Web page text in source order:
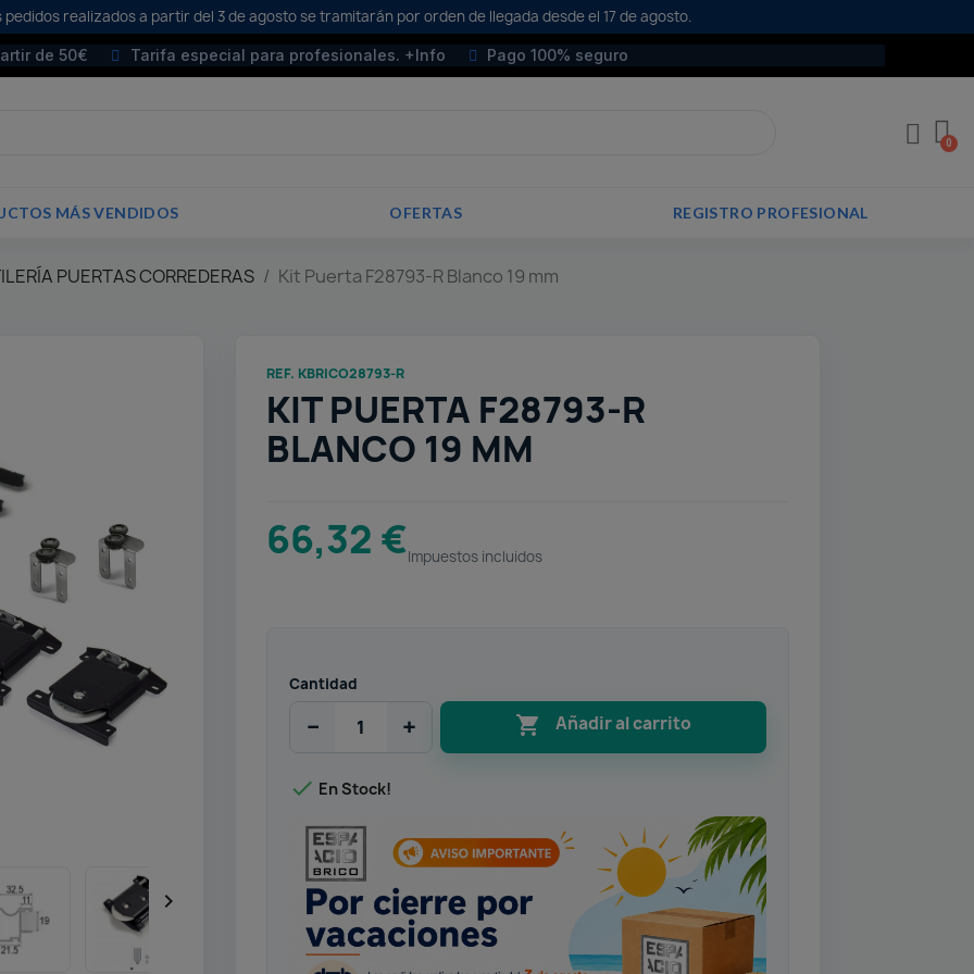
realizados a partir del 3 de agosto se tramitarán por orden de llegada desde el 17 de agosto.
de 50€ Tarifa especial para profesionales. +Info Pago 100% seguro
MÁS VENDIDOS OFERTAS REGISTRO PROFESIONAL
PUERTAS CORREDERAS Kit Puerta F28793-R Blanco 19 mm

REF. KBRICO28793-R
KIT PUERTA F28793-R
BLANCO 19 MM
66,32 €Impuestos incluidos
Cantidad
− +  Añadir al carrito
 En Stock!